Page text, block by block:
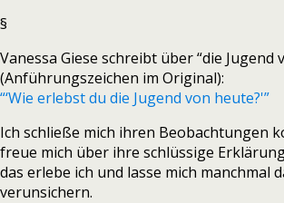
§
Vanessa Giese schreibt über “die Jugend
(Anführungszeichen im Original):
“‘Wie erlebst du die Jugend von heute?'”
Ich schließe mich ihren Beobachtungen
freue mich über ihre schlüssige
das erlebe ich und lasse mich manchmal
verunsichern.